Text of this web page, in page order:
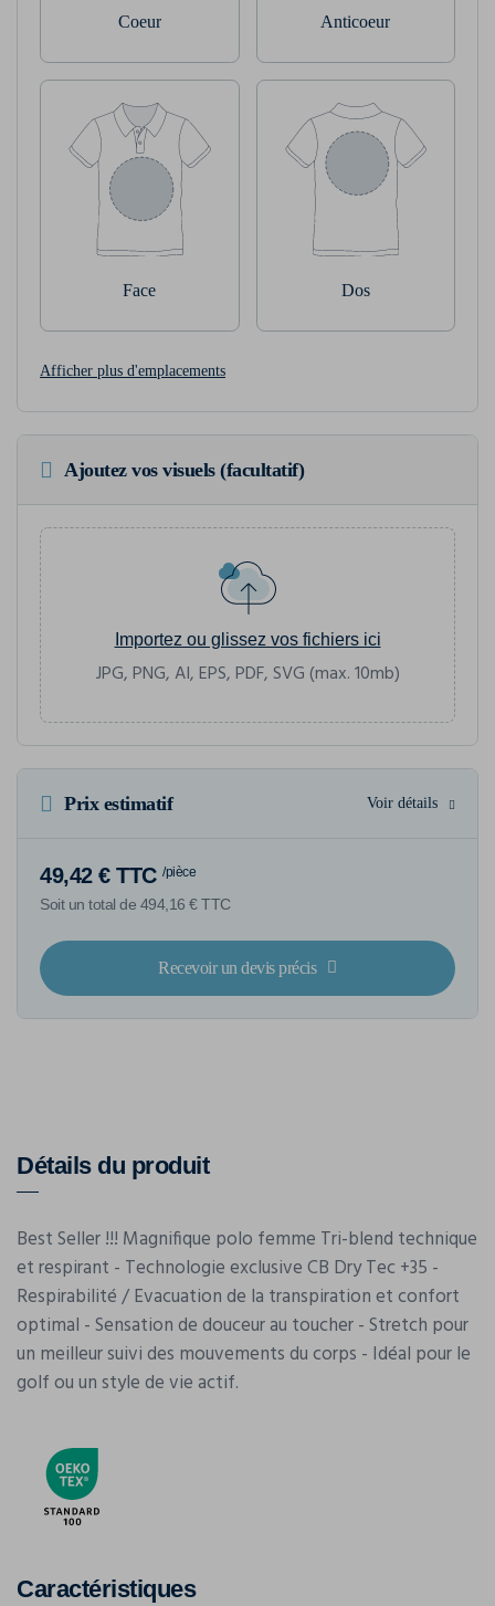
Coeur Anticoeur
Face Dos
Afficher plus d'emplacements
Ajoutez vos visuels (facultatif)
Importez ou glissez vos fichiers ici
JPG, PNG, AI, EPS, PDF, SVG (max. 10mb)
Prix estimatif Voir détails
49,42 € TTC /pièce
Soit un total de 494,16 € TTC
Recevoir un devis précis
Détails du produit
Best Seller !!! Magnifique polo femme Tri-blend technique
et respirant - Technologie exclusive CB Dry Tec +35 -
Respirabilité / Evacuation de la transpiration et confort
optimal - Sensation de douceur au toucher - Stretch pour
un meilleur suivi des mouvements du corps - Idéal pour le
golf ou un style de vie actif.
Caractéristiques